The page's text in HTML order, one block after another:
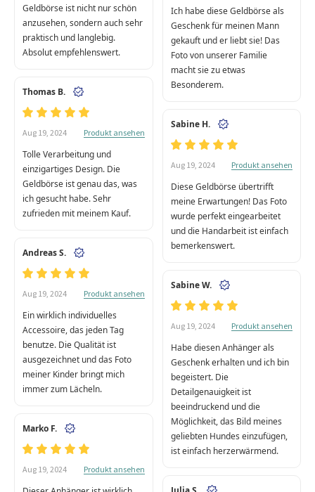
Geldbörse ist nicht nur schön
anzusehen, sondern auch sehr
praktisch und langlebig.
Absolut empfehlenswert.
Ich habe diese Geldbörse als
Geschenk für meinen Mann
gekauft und er liebt sie! Das
Foto von unserer Familie
macht sie zu etwas
Besonderem.
Thomas B.
Aug 19, 2024 Produkt ansehen
Tolle Verarbeitung und
einzigartiges Design. Die
Geldbörse ist genau das, was
ich gesucht habe. Sehr
zufrieden mit meinem Kauf.
Sabine H.
Aug 19, 2024 Produkt ansehen
Diese Geldbörse übertrifft
meine Erwartungen! Das Foto
wurde perfekt eingearbeitet
und die Handarbeit ist einfach
bemerkenswert.
Andreas S.
Aug 19, 2024 Produkt ansehen
Ein wirklich individuelles
Accessoire, das jeden Tag
benutze. Die Qualität ist
ausgezeichnet und das Foto
meiner Kinder bringt mich
immer zum Lächeln.
Sabine W.
Aug 19, 2024 Produkt ansehen
Habe diesen Anhänger als
Geschenk erhalten und ich bin
begeistert. Die
Detailgenauigkeit ist
beeindruckend und die
Möglichkeit, das Bild meines
geliebten Hundes einzufügen,
ist einfach herzerwärmend.
Marko F.
Aug 19, 2024 Produkt ansehen